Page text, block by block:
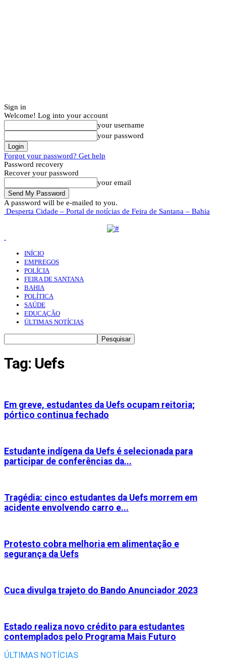
Sign in
Welcome! Log into your account
your username
your password
Forgot your password? Get help
Password recovery
Recover your password
your email
A password will be e-mailed to you.
Desperta Cidade – Portal de notícias de Feira de Santana – Bahia
INÍCIO
EMPREGOS
POLÍCIA
FEIRA DE SANTANA
BAHIA
POLÍTICA
SAÚDE
EDUCAÇÃO
ÚLTIMAS NOTÍCIAS
Tag: Uefs
Em greve, estudantes da Uefs ocupam reitoria;
pórtico continua fechado
Estudante indígena da Uefs é selecionada para
participar de conferências da...
Tragédia: cinco estudantes da Uefs morrem em
acidente envolvendo carro e...
Protesto cobra melhoria em alimentação e
segurança da Uefs
Cuca divulga trajeto do Bando Anunciador 2023
Estado realiza novo crédito para estudantes
contemplados pelo Programa Mais Futuro
ÚLTIMAS NOTÍCIAS